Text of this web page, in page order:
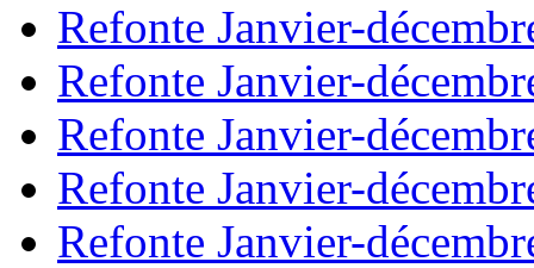
Refonte Janvier-
Refonte Janvier-
Refonte Janvier-
Refonte Janvier-
Refonte Janvier-